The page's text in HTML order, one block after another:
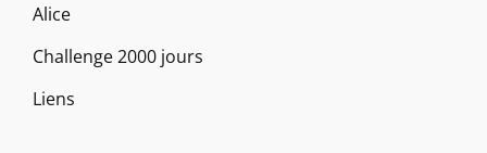
Alice
Challenge 2000 jours
Liens